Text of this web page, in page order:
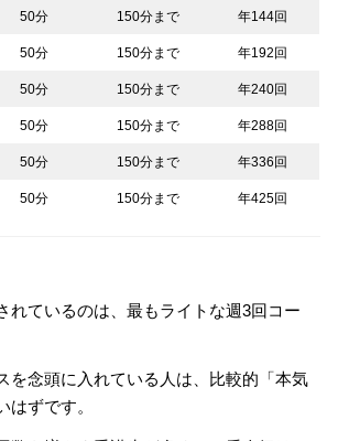
50分 150分まで 年144回
50分 150分まで 年192回
50分 150分まで 年240回
50分 150分まで 年288回
50分 150分まで 年336回
50分 150分まで 年425回
れているのは、最もライトな週3回コー
を念頭に入れている人は、比較的「本気
はずです。